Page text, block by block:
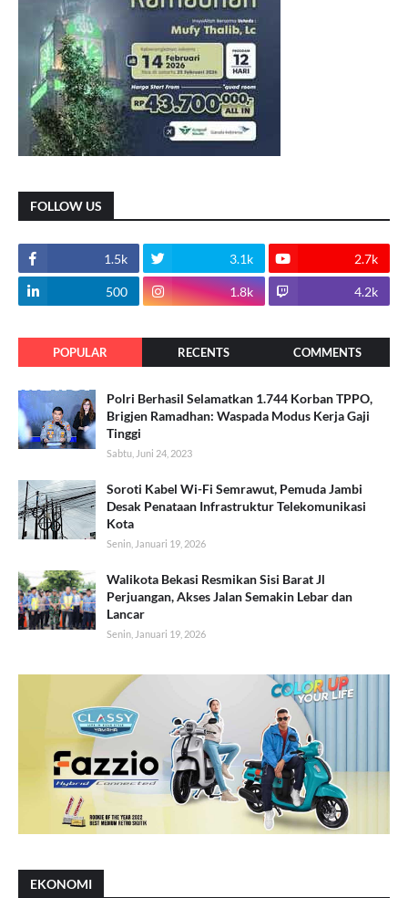
FOLLOW US
1.5k 3.1k 2.7k
500 1.8k 4.2k
POPULAR RECENTS COMMENTS
Polri Berhasil Selamatkan 1.744 Korban TPPO,
Brigjen Ramadhan: Waspada Modus Kerja Gaji
Tinggi
Sabtu, Juni 24, 2023
Soroti Kabel Wi-Fi Semrawut, Pemuda Jambi
Desak Penataan Infrastruktur Telekomunikasi
Kota
Senin, Januari 19, 2026
Walikota Bekasi Resmikan Sisi Barat Jl
Perjuangan, Akses Jalan Semakin Lebar dan
Lancar
Senin, Januari 19, 2026
EKONOMI